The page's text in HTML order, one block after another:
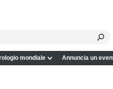
mondiale Annuncia un